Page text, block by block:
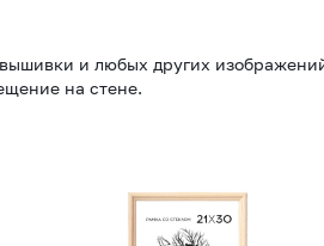
и любых других
на стене.